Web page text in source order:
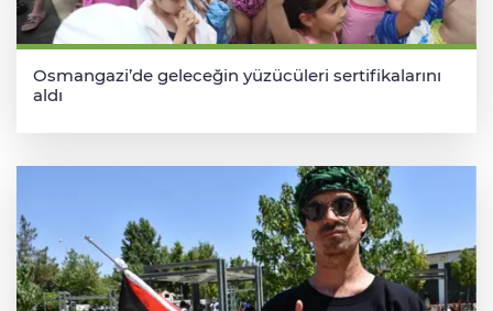
Osmangazi’de geleceğin yüzücüleri sertifikalarını
aldı